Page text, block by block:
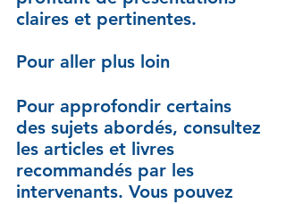
claires et pertinentes.
Pour aller plus loin
Pour approfondir certains
des sujets abordés, consultez
les articles et livres
recommandés par les
intervenants. Vous pouvez